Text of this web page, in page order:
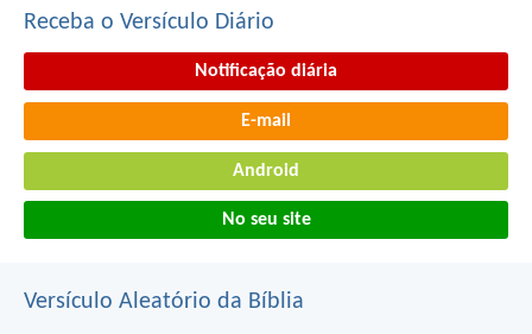
Receba o Versículo Diário
Notificação diária
E-mail
Android
No seu site
Versículo Aleatório da Bíblia